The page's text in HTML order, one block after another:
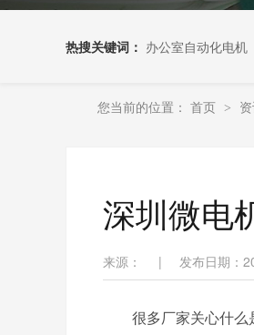
热搜关键词： 办公室自动化电机
您当前的位置： 首页 >
深圳微电
来源： | 发布日期：
很多厂家关心什么